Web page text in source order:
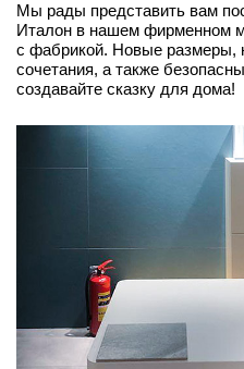
Мы рады представить вам
Италон в нашем фирменном
с фабрикой. Новые
сочетания, а также
создавайте сказку для дома!